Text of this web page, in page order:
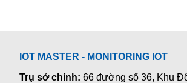
IOT MASTER - MONITORING IOT
Trụ sở chính:66 đường số 36, Khu